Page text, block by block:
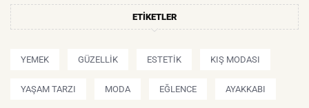
ETIKETLER
YEMEK GÜZELLIK ESTETIK KIŞ MODASI
YAŞAM TARZI MODA EĞLENCE AYAKKABI